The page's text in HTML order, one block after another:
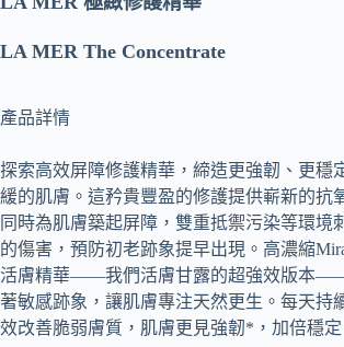
LA MER The Concentrate
產品詳情
探索高效屏障修護精華，締造更強韌、更穩
緩的肌膚。這矜貴豐盈的修護提供嶄新的抗
同時為肌膚築起屏障，雙重抵禦污染等環境
的傷害，預防初老跡象提早出現。高濃縮
活膚精華——我們活膚甘露的超強效版本
著敏感跡象，讓肌膚專注天然更生。每天持
效改善脆弱膚質，肌膚更見強韌*，加倍穩定